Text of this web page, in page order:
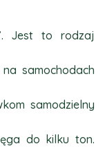
Jest to rodzaj
samochodach
samodzielny
do kilku ton.